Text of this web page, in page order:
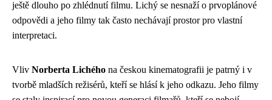
ještě dlouho po zhlédnutí filmu. Lichý se nesnaží o prvoplánové
odpovědi a jeho filmy tak často nechávají prostor pro vlastní
interpretaci.
Vliv Norberta Lichého na českou kinematografii je patrný i v
tvorbě mladších režisérů, kteří se hlásí k jeho odkazu. Jeho filmy